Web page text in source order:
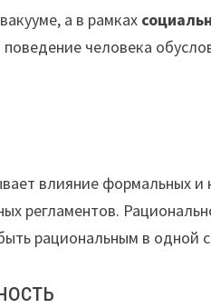
а в рамках
человека
влияние формальных
регламентов.
рациональным в одной